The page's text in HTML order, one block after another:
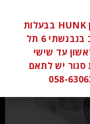
לקוחות נכבדים החנות/מחסן HUNK בבעלות
הבוס הגדול ממוקמת ברחוב בנבנשתי 6 תל
עד שישי
ל 18:00 שבת סגור יש לתאם